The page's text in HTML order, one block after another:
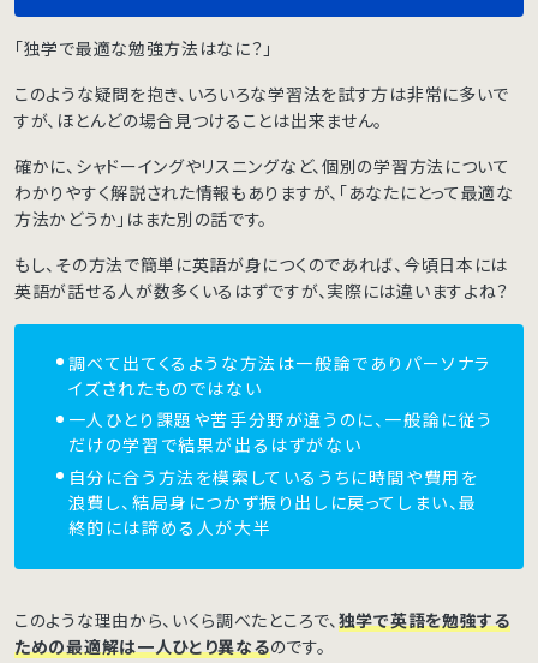
「独学で最適な勉強方法はなに？」
このような疑問を抱き、いろいろな学習法を試す方は非常に多いで
すが、ほとんどの場合見つけることは出来ません。
確かに、シャドーイングやリスニングなど、個別の学習方法について
わかりやすく解説された情報もありますが、「あなたにとって最適な
方法かどうか」はまた別の話です。
もし、その方法で簡単に英語が身につくのであれば、今頃日本には
英語が話せる人が数多くいるはずですが、実際には違いますよね？
調べて出てくるような方法は一般論でありパーソナラ
イズされたものではない
一人ひとり課題や苦手分野が違うのに、一般論に従う
だけの学習で結果が出るはずがない
自分に合う方法を模索しているうちに時間や費用を
浪費し、結局身につかず振り出しに戻ってしまい、最
終的には諦める人が大半
このような理由から、いくら調べたところで、独学で英語を勉強する
ための最適解は一人ひとり異なるのです。